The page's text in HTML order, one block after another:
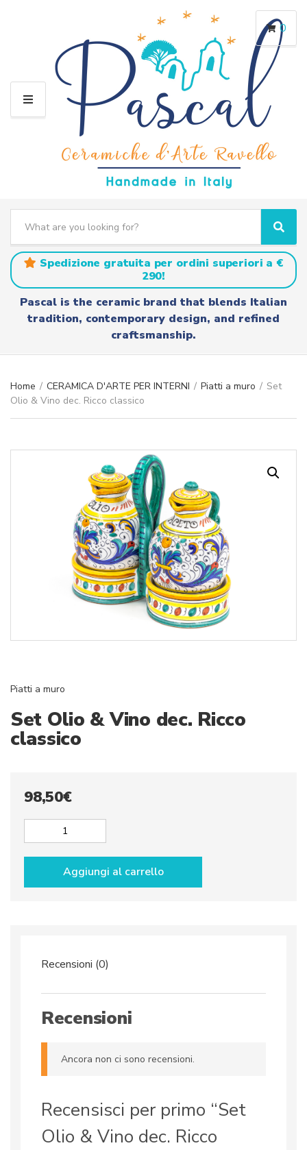
M
a
t
g
a
r
c
h
S
e
a
r
c
h
Spedizione gratuita per ordini superiori a €
290!
Pascal is the ceramic brand that blends Italian
tradition, contemporary design, and refined
craftsmanship.
0
Home / CERAMICA D'ARTE PER INTERNI / Piatti a muro / Set
Olio & Vino dec. Ricco classico
Piatti a muro
Set Olio & Vino dec. Ricco
classico
98,50€
dec.
Aggiungi al carrello
Recensioni (0)
Recensioni
Ancora non ci sono recensioni.
Recensisci per primo “Set
Olio & Vino dec. Ricco